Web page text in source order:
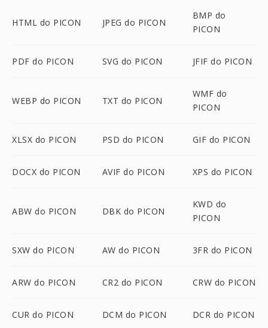
HTML do PICON JPEG do PICON
BMP do
PICON
PDF do PICON SVG do PICON JFIF do PICON
WEBP do PICON TXT do PICON
WMF do
PICON
XLSX do PICON PSD do PICON GIF do PICON
DOCX do PICON AVIF do PICON XPS do PICON
ABW do PICON DBK do PICON
KWD do
PICON
SXW do PICON AW do PICON 3FR do PICON
ARW do PICON CR2 do PICON CRW do PICON
CUR do PICON DCM do PICON DCR do PICON